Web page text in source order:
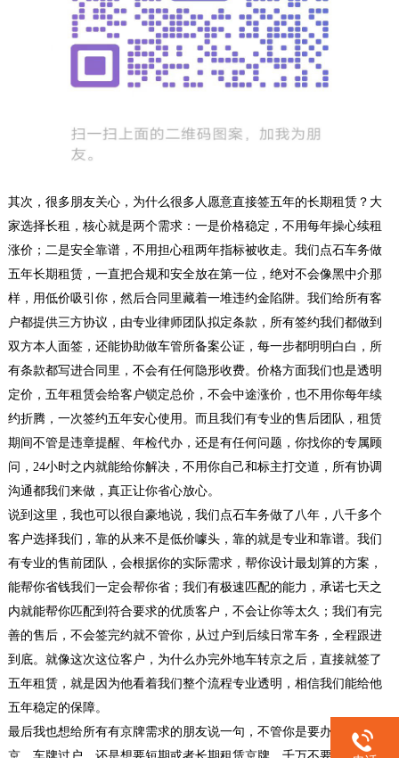
其次，很多朋友关心，为什么很多人愿意直接签五年的长期租赁？大
家选择长租，核心就是两个需求：一是价格稳定，不用每年操心续租
涨价；二是安全靠谱，不用担心租两年指标被收走。我们点石车务做
五年长期租赁，一直把合规和安全放在第一位，绝对不会像黑中介那
样，用低价吸引你，然后合同里藏着一堆违约金陷阱。我们给所有客
户都提供三方协议，由专业律师团队拟定条款，所有签约我们都做到
双方本人面签，还能协助做车管所备案公证，每一步都明明白白，所
有条款都写进合同里，不会有任何隐形收费。价格方面我们也是透明
定价，五年租赁会给客户锁定总价，不会中途涨价，也不用你每年续
约折腾，一次签约五年安心使用。而且我们有专业的售后团队，租赁
期间不管是违章提醒、年检代办，还是有任何问题，你找你的专属顾
问，24小时之内就能给你解决，不用你自己和标主打交道，所有协调
沟通都我们来做，真正让你省心放心。
说到这里，我也可以很自豪地说，我们点石车务做了八年，八千多个
客户选择我们，靠的从来不是低价噱头，靠的就是专业和靠谱。我们
有专业的售前团队，会根据你的实际需求，帮你设计最划算的方案，
能帮你省钱我们一定会帮你省；我们有极速匹配的能力，承诺七天之
内就能帮你匹配到符合要求的优质客户，不会让你等太久；我们有完
善的售后，不会签完约就不管你，从过户到后续日常车务，全程跟进
到底。就像这次这位客户，为什么办完外地车转京之后，直接就签了
五年租赁，就是因为他看着我们整个流程专业透明，相信我们能给他
五年稳定的保障。
最后我也想给所有有京牌需求的朋友说一句，不管你是要办外地车转